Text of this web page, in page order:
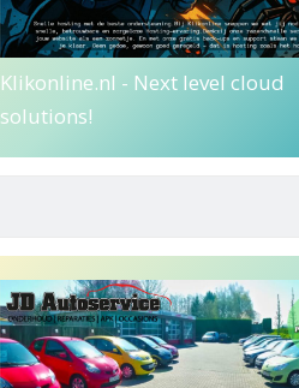
Klikonline.nl - Next level cloud
solutions!